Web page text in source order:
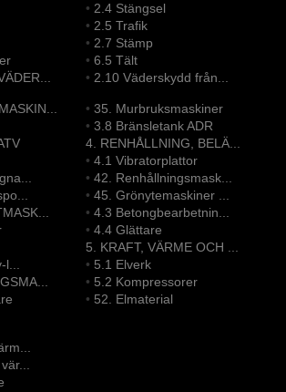
• 2.4 Stängsel
• 2.5 Trafik
• 2.7 Stämp
•6.5 Tält
• 2.10 Väderskydd från...
•35. Murbruksmaskiner
•3.8 Bränsletank ADR
4. RENHÅLLNING, BELÄ...
•4.1 Vibratorplattor
•42. Renhållningsmask...
•45. Grönytemaskiner ...
•4.3 Betongbearbetnin...
•4.4 Glättare
5. KRAFT, VÄRME OCH ...
• 5.1 Elverk
• 5.2 Kompressorer
• 52. Elmaterial